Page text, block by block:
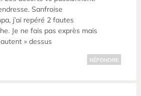
Sanfroise
j’ai repéré 2 fautes
Je ne fais pas exprès mais
» dessus
RÉPONDRE